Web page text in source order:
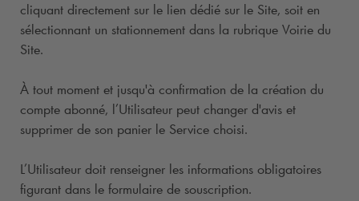
cliquant directement sur le lien dédié sur le Site, soit en
sélectionnant un stationnement dans la rubrique Voirie du
Site.
À tout moment et jusqu'à confirmation de la création du
compte abonné, l’Utilisateur peut changer d'avis et
supprimer de son panier le Service choisi.
L’Utilisateur doit renseigner les informations obligatoires
figurant dans le formulaire de souscription.